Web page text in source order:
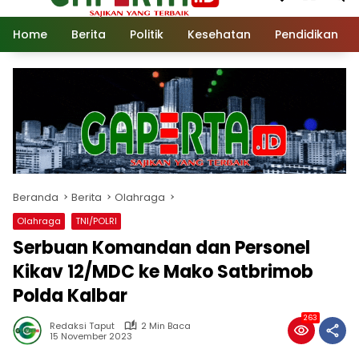
Home Berita Politik Kesehatan Pendidikan
Beranda Berita Olahraga
Olahraga TNI/POLRI
Serbuan Komandan dan Personel
Kikav 12/MDC ke Mako Satbrimob
Polda Kalbar
Redaksi Taput
2 Min Baca
15 November 2023
263